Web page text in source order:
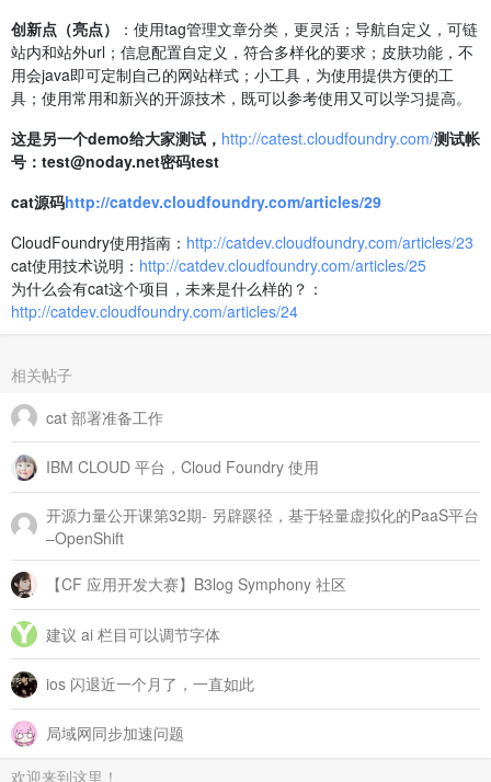
创新点（亮点）
：使用tag管理文章分类，更灵活；导航自定义，可链
站内和站外url；信息配置自定义，符合多样化的要求；皮肤功能，不
用会java即可定制自己的网站样式；小工具，为使用提供方便的工
具；使用常用和新兴的开源技术，既可以参考使用又可以学习提高。
这是另一个demo给大家测试， http://catest.cloudfoundry.com/测试帐
号：test@noday.net密码test
cat源码http://catdev.cloudfoundry.com/articles/29
CloudFoundry使用指南： http://catdev.cloudfoundry.com/articles/23
cat使用技术说明： http://catdev.cloudfoundry.com/articles/25
为什么会有cat这个项目，未来是什么样的？：
http://catdev.cloudfoundry.com/articles/24
相关帖子
cat 部署准备工作
IBM CLOUD 平台，Cloud Foundry 使用
开源力量公开课第32期- 另辟蹊径，基于轻量虚拟化的PaaS平台
–OpenShift
【CF 应用开发大赛】B3log Symphony 社区
建议 ai 栏目可以调节字体
ios 闪退近一个月了，一直如此
局域网同步加速问题
欢迎来到这里！